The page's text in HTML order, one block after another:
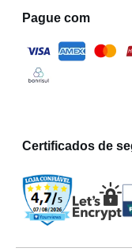
Pague com
Certificados de